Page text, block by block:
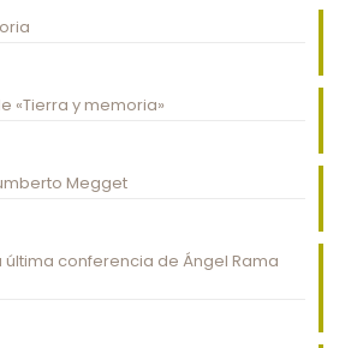
«Tierra y memoria»
Megget
última conferencia de Ángel Rama